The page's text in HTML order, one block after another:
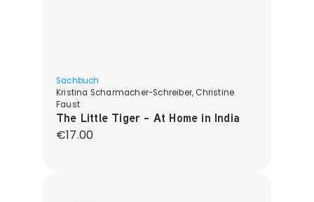
Sachbuch
Kristina Scharmacher-Schreiber, Christine
Faust
The Little Tiger - At Home in India
Regular price:
€17.00